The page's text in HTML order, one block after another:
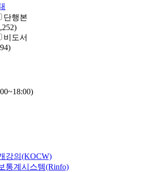
단행본
비도서
강의(KOCW)
통계시스템(Rinfo)